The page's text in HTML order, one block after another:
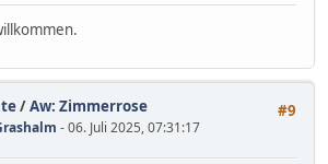
#9
/Aw: Zimmerrose
- 06. Juli 2025, 07:31:17